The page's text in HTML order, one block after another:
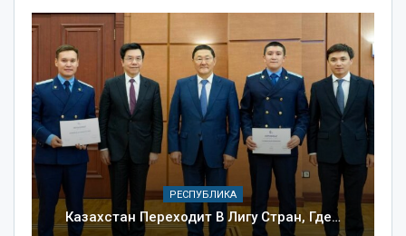
РЕСПУБЛИКА
Казахстан Переходит В Лигу Стран, Где…